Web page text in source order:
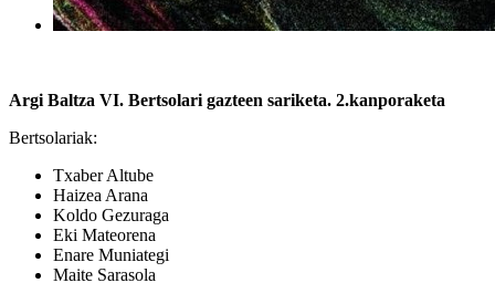
Argi Baltza VI. Bertsolari gazteen sariketa. 2.kanporaketa
Bertsolariak:
Txaber Altube
Haizea Arana
Koldo Gezuraga
Eki Mateorena
Enare Muniategi
Maite Sarasola